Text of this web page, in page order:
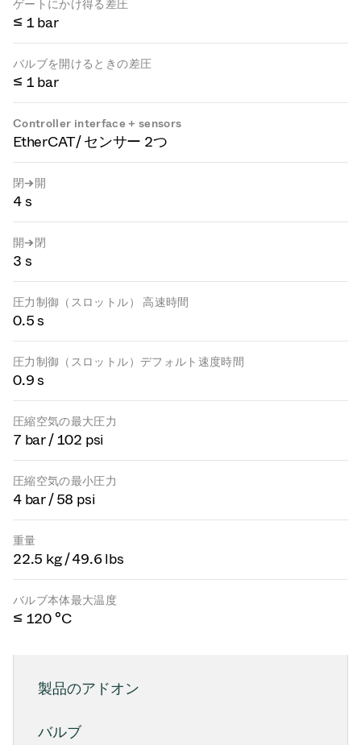
ゲートにかけ得る差圧
≤ 1 bar
バルブを開けるときの差圧
≤ 1 bar
Controller interface + sensors
EtherCAT / センサー 2つ
閉→開
4 s
開→閉
3 s
圧力制御（スロットル） 高速時間
0.5 s
圧力制御（スロットル）デフォルト速度時間
0.9 s
圧縮空気の最大圧力
7 bar / 102 psi
圧縮空気の最小圧力
4 bar / 58 psi
重量
22.5 kg / 49.6 lbs
バルブ本体最大温度
≤ 120 °C
製品のアドオン
バルブ